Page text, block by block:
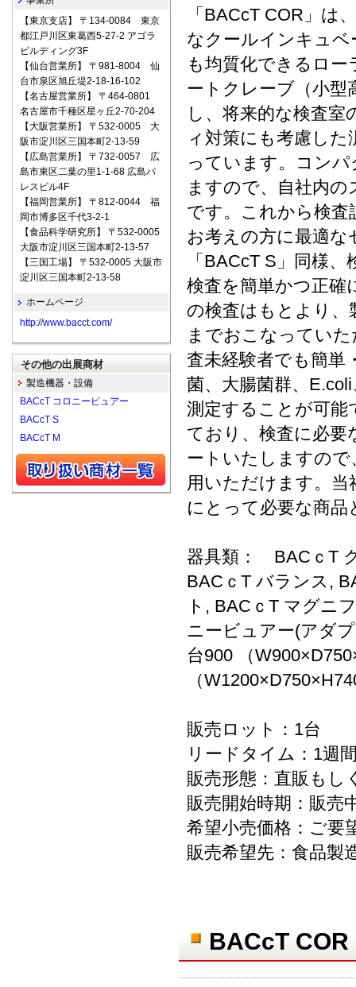
「BACcT COR」は
なクールインキュベ
も均質化できるロ
ートクレーブ（小型
し、将来的な検査
ィ対策にも考慮し
っています。コン
ますので、自社内
です。これから検査
お考えの方に最適な
「BACcT S」同様
検査を簡単かつ正確
の検査はもとより、
までおこなってい
査未経験者でも簡単
菌、大腸菌群、
測定することが可
ており、検査に必
ートいたしますの
用いただけます。
にとって必要な商
器具類： BACｃT
BACｃT バランス,
ト, BACｃT マグニ
ニービュアー(アダ
台900 （
（
販売ロット：1台
リードタイム：1週
販売形態：直販もし
販売開始時期：販売
希望小売価格：ご要
販売希望先：食品製
BACcT
【東京支店】 〒134-0084 東京
都江戸川区東葛西5-27-2 アゴラ
ビルディング3F
【仙台営業所】 〒981-8004 仙
台市泉区旭丘堤2-18-16-102
【名古屋営業所】 〒464-0801
名古屋市千種区星ヶ丘2-70-204
【大阪営業所】 〒532-0005 大
阪市淀川区三国本町2-13-59
【広島営業所】 〒732-0057 広
島市東区二葉の里1-1-68 広島パ
レスビル4F
【福岡営業所】 〒812-0044 福
岡市博多区千代3-2-1
【食品科学研究所】 〒532-0005
大阪市淀川区三国本町2-13-57
【三国工場】 〒532-0005 大阪市
淀川区三国本町2-13-58
ホームページ
http://www.bacct.com/
その他の出展商材
製造機器・設備
BACcT コロニービュアー
BACcT S
BACcT M